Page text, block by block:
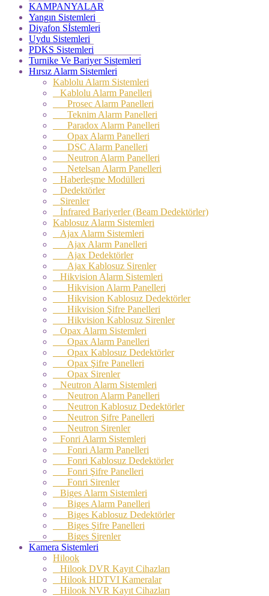
KAMPANYALAR
Yangın Sistemleri
Diyafon Sİstemleri
Uydu Sistemleri
PDKS Sistemleri
Turnike Ve Bariyer Sistemleri
Hırsız Alarm Sistemleri
Kablolu Alarm Sistemleri
Kablolu Alarm Panelleri
Prosec Alarm Panelleri
Teknim Alarm Panelleri
Paradox Alarm Panelleri
Opax Alarm Panelleri
DSC Alarm Panelleri
Neutron Alarm Panelleri
Netelsan Alarm Panelleri
Haberleşme Modülleri
Dedektörler
Sirenler
İnfrared Bariyerler (Beam Dedektörler)
Kablosuz Alarm Sistemleri
Ajax Alarm Sistemleri
Ajax Alarm Panelleri
Ajax Dedektörler
Ajax Kablosuz Sirenler
Hikvision Alarm Sistemleri
Hikvision Alarm Panelleri
Hikvision Kablosuz Dedektörler
Hikvision Şifre Panelleri
Hikvision Kablosuz Sirenler
Opax Alarm Sistemleri
Opax Alarm Panelleri
Opax Kablosuz Dedektörler
Opax Şifre Panelleri
Opax Sirenler
Neutron Alarm Sistemleri
Neutron Alarm Panelleri
Neutron Kablosuz Dedektörler
Neutron Şifre Panelleri
Neutron Sirenler
Fonri Alarm Sistemleri
Fonri Alarm Panelleri
Fonri Kablosuz Dedektörler
Fonri Şifre Panelleri
Fonri Sirenler
Biges Alarm Sistemleri
Biges Alarm Panelleri
Biges Kablosuz Dedektörler
Biges Şifre Panelleri
Biges Sirenler
Kamera Sistemleri
Hilook
Hilook DVR Kayıt Cihazları
Hilook HDTVI Kameralar
Hilook NVR Kayıt Cihazları